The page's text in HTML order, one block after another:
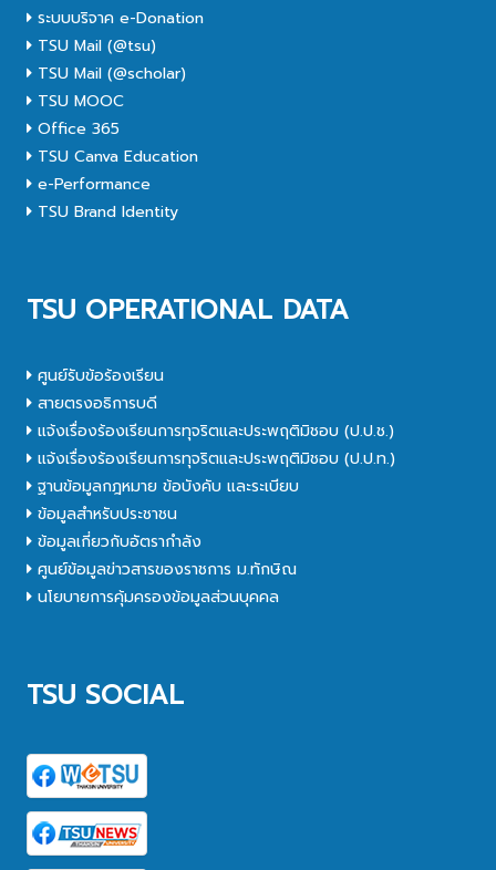
ระบบบริจาค e-Donation
TSU Mail (@tsu)
TSU Mail (@scholar)
TSU MOOC
Office 365
TSU Canva Education
e-Performance
TSU Brand Identity
TSU OPERATIONAL DATA
ศูนย์รับข้อร้องเรียน
สายตรงอธิการบดี
แจ้งเรื่องร้องเรียนการทุจริตและประพฤติมิชอบ (ป.ป.ช.)
แจ้งเรื่องร้องเรียนการทุจริตและประพฤติมิชอบ (ป.ป.ท.)
ฐานข้อมูลกฎหมาย ข้อบังคับ และระเบียบ
ข้อมูลสำหรับประชาชน
ข้อมูลเกี่ยวกับอัตรากำลัง
ศูนย์ข้อมูลข่าวสารของราชการ ม.ทักษิณ
นโยบายการคุ้มครองข้อมูลส่วนบุคคล
TSU SOCIAL